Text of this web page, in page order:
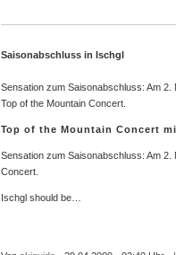
Saisonabschluss in Ischgl
Sensation zum Saisonabschluss: Am
Top of the Mountain Concert.
Top of the Mountain Concert
Sensation zum Saisonabschluss: Am 2.
Concert.
Ischgl should be…